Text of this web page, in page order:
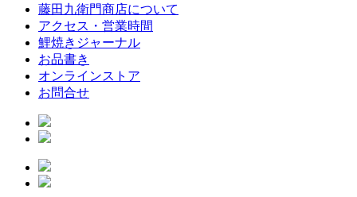
藤田九衛門商店について
アクセス・営業時間
鯉焼きジャーナル
お品書き
オンラインストア
お問合せ